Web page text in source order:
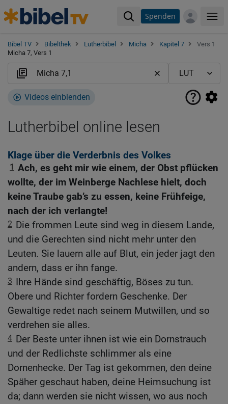
Spenden
Bibel TV Bibelthek Lutherbibel Micha Kapitel 7
Vers 1
Micha 7, Vers 1
Videos einblenden
Lutherbibel online lesen
Klage über die Verderbnis des Volkes
1 Ach, es geht mir wie einem, der Obst pflücken
wollte, der im Weinberge Nachlese hielt, doch
keine Traube gab’s zu essen, keine Frühfeige,
nach der ich verlangte!
2 Die frommen Leute sind weg in diesem Lande,
und die Gerechten sind nicht mehr unter den
Leuten. Sie lauern alle auf Blut, ein jeder jagt den
andern, dass er ihn fange.
3 Ihre Hände sind geschäftig, Böses zu tun.
Obere und Richter fordern Geschenke. Der
Gewaltige redet nach seinem Mutwillen, und so
verdrehen sie alles.
4 Der Beste unter ihnen ist wie ein Dornstrauch
und der Redlichste schlimmer als eine
Dornenhecke. Der Tag ist gekommen, den deine
Späher geschaut haben, deine Heimsuchung ist
da; dann werden sie nicht wissen, wo aus noch